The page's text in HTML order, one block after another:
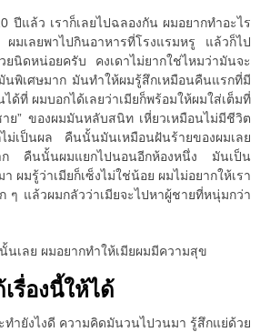
ปีแล้ว เราก็เลยไปฉลองกัน ผมอยากทำอะไร
มเลยพาไปกินอาหารที่โรงแรมหรู แล้วก็ไป
ยนิดหน่อยครับ คงเดาไม่ยากใช่ไหมว่ามันจะ
นพิเศษมาก มันทำให้ผมรู้สึกเหมือนคืนแรกที่มี
ด้ที่ ผมบอกได้เลยว่าเมียก็พร้อมให้ผมใส่เต็มที่
ย” ของผมมันหลับสนิท เหี่ยวเหมือนไม่มีชีวิต
ม่เป็นผล คืนนั้นมันเหมือนฝันร้ายของผมเลย
าก คืนนั้นผมแยกไปนอนอีกห้องหนึ่ง มันเป็น
ผมรู้ว่าเมียก็เซ็งไม่ใช่น้อย ผมไม่อยากให้เรา
ๆ แล้วผมกลัวว่าเมียจะไปหาผู้ชายที่หนุ่มกว่า
นเลย ผมอยากทำให้เมียผมมีความสุข
รื่องนี้ให้ได้
ำยังไงดี ความคิดมันวนไปวนมา รู้สึกแย่ด้วย